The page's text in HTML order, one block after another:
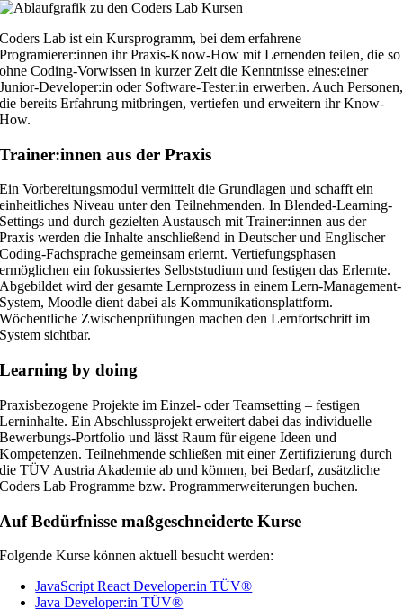
Coders Lab ist ein Kursprogramm, bei dem erfahrene
Programierer:innen ihr Praxis-Know-How mit Lernenden teilen, die so
ohne Coding-Vorwissen in kurzer Zeit die Kenntnisse eines:einer
Junior-Developer:in oder Software-Tester:in erwerben. Auch Personen,
die bereits Erfahrung mitbringen, vertiefen und erweitern ihr Know-
How.
Trainer:innen aus der Praxis
Ein Vorbereitungsmodul vermittelt die Grundlagen und schafft ein
einheitliches Niveau unter den Teilnehmenden. In Blended-Learning-
Settings und durch gezielten Austausch mit Trainer:innen aus der
Praxis werden die Inhalte anschließend in Deutscher und Englischer
Coding-Fachsprache gemeinsam erlernt. Vertiefungsphasen
ermöglichen ein fokussiertes Selbststudium und festigen das Erlernte.
Abgebildet wird der gesamte Lernprozess in einem Lern-Management-
System, Moodle dient dabei als Kommunikationsplattform.
Wöchentliche Zwischenprüfungen machen den Lernfortschritt im
System sichtbar.
Learning by doing
Praxisbezogene Projekte im Einzel- oder Teamsetting – festigen
Lerninhalte. Ein Abschlussprojekt erweitert dabei das individuelle
Bewerbungs-Portfolio und lässt Raum für eigene Ideen und
Kompetenzen. Teilnehmende schließen mit einer Zertifizierung durch
die TÜV Austria Akademie ab und können, bei Bedarf, zusätzliche
Coders Lab Programme bzw. Programmerweiterungen buchen.
Auf Bedürfnisse maßgeschneiderte Kurse
Folgende Kurse können aktuell besucht werden:
JavaScript React Developer:in TÜV®
Java Developer:in TÜV®